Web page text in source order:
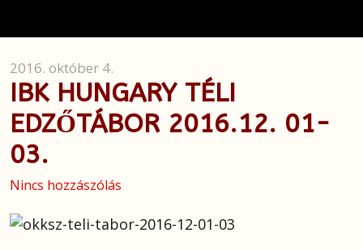
2016. október 4.
IBK HUNGARY TÉLI
EDZŐTÁBOR 2016.12. 01-
03.
Nincs hozzászólás